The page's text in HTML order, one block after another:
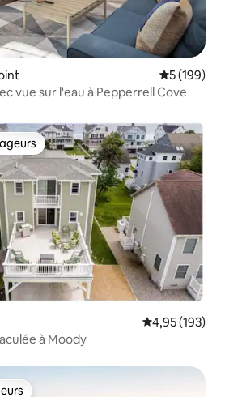
Note
5 (199)
vue sur l'eau à Pepperrell Cove
parmi les plus aimés
Note
4,95 (193)
à Moody